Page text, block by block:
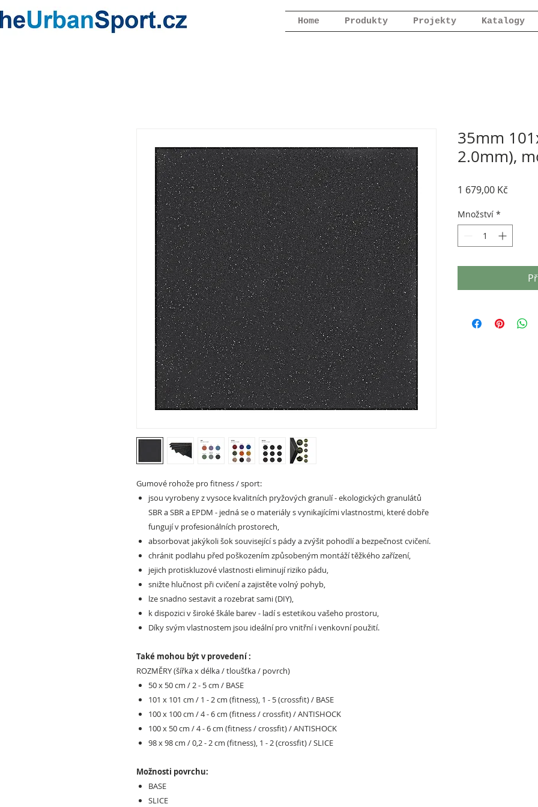
Home Produkty Projekty Katalogy
Gumové rohože pro fitness / sport:
jsou vyrobeny z vysoce kvalitních pryžových granulí - ekologických granulátů
SBR a SBR a EPDM - jedná se o materiály s vynikajícími vlastnostmi, které dobře
fungují v profesionálních prostorech,
absorbovat jakýkoli šok související s pády a zvýšit pohodlí a bezpečnost cvičení.
chránit podlahu před poškozením způsobeným montáží těžkého zařízení,
jejich protiskluzové vlastnosti eliminují riziko pádu,
snižte hlučnost při cvičení a zajistěte volný pohyb,
lze snadno sestavit a rozebrat sami (DIY),
k dispozici v široké škále barev - ladí s estetikou vašeho prostoru,
Díky svým vlastnostem jsou ideální pro vnitřní i venkovní použití.
Také mohou být v provedení :
ROZMĚRY (šířka x délka / tloušťka / povrch)
50 x 50 cm / 2 - 5 cm / BASE
101 x 101 cm / 1 - 2 cm (fitness), 1 - 5 (crossfit) / BASE
100 x 100 cm / 4 - 6 cm (fitness / crossfit) / ANTISHOCK
100 x 50 cm / 4 - 6 cm (fitness / crossfit) / ANTISHOCK
98 x 98 cm / 0,2 - 2 cm (fitness), 1 - 2 (crossfit) / SLICE
Možnosti povrchu:
BASE
SLICE
35mm
2.0mm),
1 679,00 Kč
Množství *